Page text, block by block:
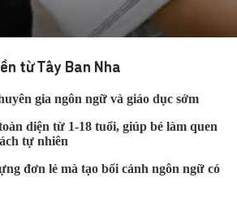
từ Tây Ban Nha
gia ngôn ngữ và giáo dục sớm
diện từ 1-18 tuổi, giúp bé làm quen
tự nhiên
đơn lẻ mà tạo bối cảnh ngôn ngữ có